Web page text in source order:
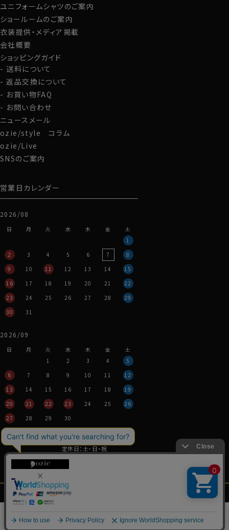
メンズ
シャツ
シャツの
基礎知識
グローブ
ユニフォームシャツのご案内
ショールームのご案内
衣装提供・メディア掲載
会社概要
ショッピングガイド
送料について
返品交換について
お買い物FAQ
お問い合わせ
ニュースメール
ozie/style コラム
ozie/Live
SNSのご案内
営業日カレンダー
2026/08
日 月 火 水 木 金
土
1
2
3 4 5 6 7
8
9
10 11 12 13 14
15
16
17 18 19 20 21
22
23
24 25 26 27 28
29
30
31
2026/09
日 月 火 水 木 金
土
1
2 3 4
5
6
7 8 9 10 11
12
13
14 15 16 17 18
19
20
21 22 23 24 25
26
27
28 29 30
営業時間：平日11時～17時
定休日：土・日・祝
特定商取引法に関する表記